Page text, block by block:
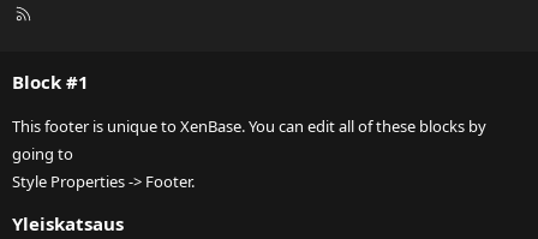
R
Block #1
This footer is unique to XenBase. You can edit all of these blocks by
going to
Style Properties -> Footer.
Yleiskatsaus